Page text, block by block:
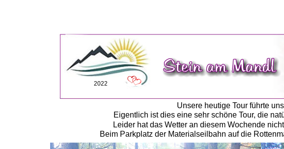
Unsere heutige Tour führte
Eigentlich ist dies eine sehr schöne Tour, die
Leider hat das Wetter an diesem Wochende
Beim Parkplatz der Materialseilbahn auf die
2022